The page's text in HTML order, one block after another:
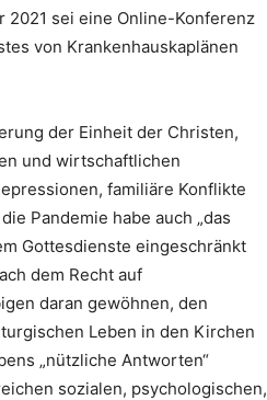
sei eine Online-Konferenz
von Krankenhauskaplänen
der Einheit der Christen,
und wirtschaftlichen
familiäre Konflikte
Pandemie habe auch „das
Gottesdienste eingeschränkt
dem Recht auf
daran gewöhnen, den
Leben in den Kirchen
„nützliche Antworten“
sozialen, psychologischen,